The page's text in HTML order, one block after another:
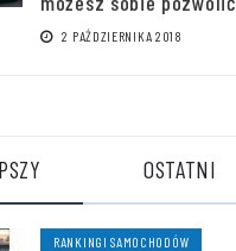
2 PAŹDZIERNIKA 2018
OSTATNI
RANKINGI SAMOCHODÓW